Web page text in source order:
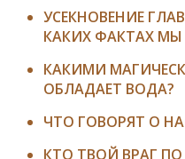
УСЕКНОВЕНИЕ
КАКИХ ФАКТАХ МЫ
КАКИМИ
ОБЛАДАЕТ ВОДА?
ЧТО ГОВОРЯТ О
КТО ТВОЙ ВРАГ